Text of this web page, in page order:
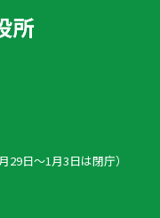
日〜1月3日は閉庁）